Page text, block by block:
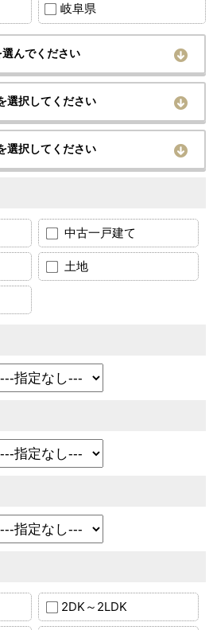
岐阜県
んでください
選択してください
選択してください
中古一戸建て
土地
2DK～2LDK